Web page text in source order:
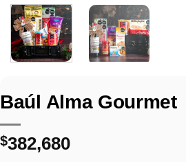
Baúl Alma Gourmet
$382,680